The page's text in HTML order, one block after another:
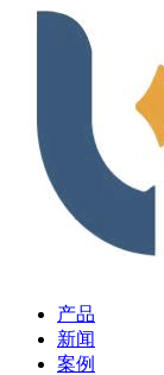
产品
新闻
案例